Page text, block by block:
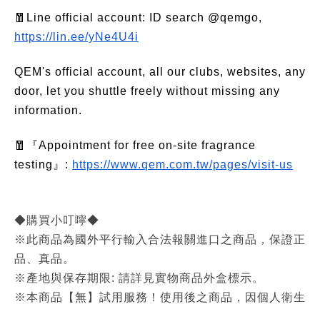
🧧Line official account: ID search @qemgo,
https://lin.ee/yNe4U4i
QEM's official account, all our clubs, websites, any
door, let you shuttle freely without missing any
information.
🧧『Appointment for free on-site fragrance
testing』: https://www.qem.com.tw/pages/visit-us
◆購買小叮嚀◆
※此商品為國外平行輸入合法報關進口之商品，保證正
品、真品。
※產地與保存期限: 請詳見實物商品外盒標示。
※本商品【無】試用服務！使用後之商品，因個人衛生